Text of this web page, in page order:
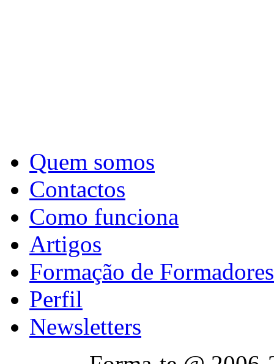
Quem somos
Contactos
Como funciona
Artigos
Formação de Formadores
Perfil
Newsletters